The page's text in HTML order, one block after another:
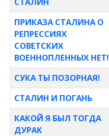
ПРИКАЗА СТАЛИНА О
РЕПРЕССИЯХ
СОВЕТСКИХ
ВОЕННОПЛЕННЫХ НЕТ!
СУКА ТЫ ПОЗОРНАЯ!
СТАЛИН И ПОГАНЬ
КАКОЙ Я БЫЛ ТОГДА
ДУРАК